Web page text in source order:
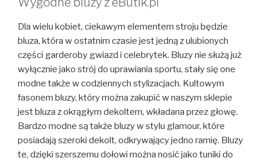
Dla wielu kobiet, ciekawym elementem stroju będzie
bluza, która w ostatnim czasie jest jedną z ulubionych
części garderoby gwiazd i celebrytek. Bluzy nie służą już
wyłącznie jako strój do uprawiania sportu, stały się one
modne także w codziennych stylizacjach. Kultowym
fasonem bluzy, który można zakupić w naszym sklepie
jest bluza z okrągłym dekoltem, wkładana przez głowę.
Bardzo modne są także bluzy w stylu glamour, które
posiadają szeroki dekolt, odkrywający jedno ramię. Bluzy
te, dzięki szerszemu dołowi można nosić jako tuniki do